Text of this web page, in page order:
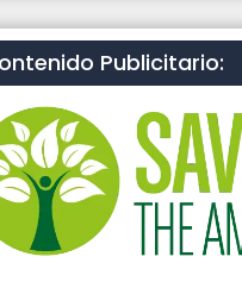
Publicitario: